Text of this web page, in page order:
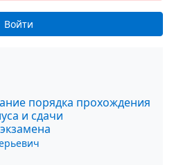
Войти
порядка прохождения
и сдачи